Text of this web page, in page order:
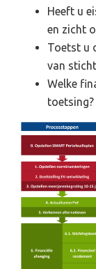
Heeft u
en zicht
Toetst u
van
Welke
toetsing?